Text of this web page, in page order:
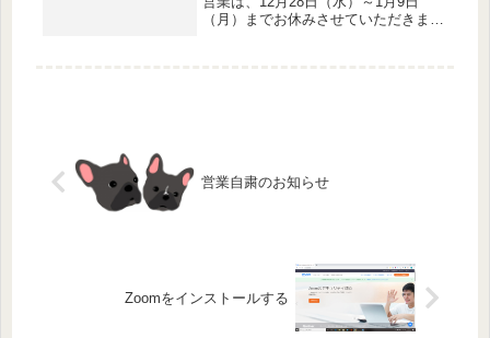
（月）までお休みさせていただきま
営業自粛のお知らせ
Zoomをインストールする